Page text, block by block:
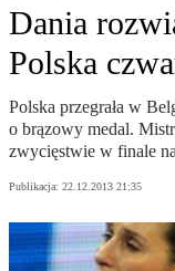
Dania
Polska
Polska przegrała w
o brązowy medal.
zwycięstwie w finale
Publikacja: 22.12.2013 21:35